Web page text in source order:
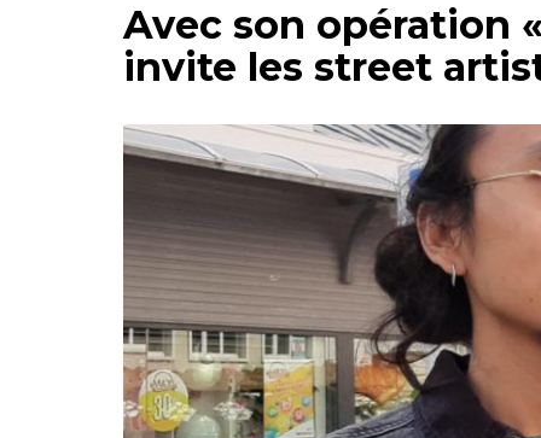
Avec son opération
invite les street